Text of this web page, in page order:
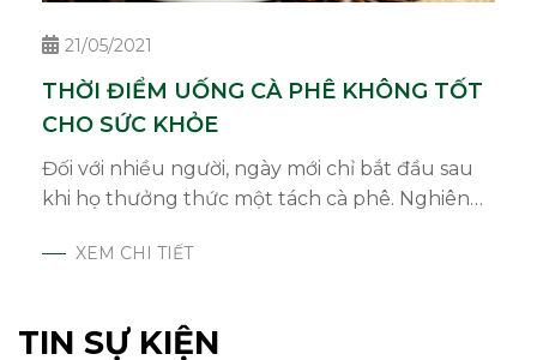
21/05/2021
THỜI ĐIỂM UỐNG CÀ PHÊ KHÔNG TỐT
CHO SỨC KHỎE
Đối với nhiều người, ngày mới chỉ bắt đầu sau
khi họ thưởng thức một tách cà phê. Nghiên
Anh cho thấy tốt hơn hết, bạn nên ăn một
XEM CHI TIẾT
TIN SỰ KIỆN